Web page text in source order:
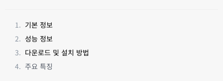
기본 정보
성능 정보
다운로드 및 설치 방법
주요 특징